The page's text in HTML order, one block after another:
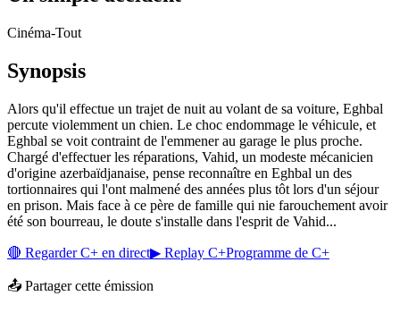
Cinéma-Tout
Synopsis
Alors qu'il effectue un trajet de nuit au volant de sa voiture, Eghbal
percute violemment un chien. Le choc endommage le véhicule, et
Eghbal se voit contraint de l'emmener au garage le plus proche.
Chargé d'effectuer les réparations, Vahid, un modeste mécanicien
d'origine azerbaïdjanaise, pense reconnaître en Eghbal un des
tortionnaires qui l'ont malmené des années plus tôt lors d'un séjour
en prison. Mais face à ce père de famille qui nie farouchement avoir
été son bourreau, le doute s'installe dans l'esprit de Vahid...
🔴 RegarderC+ en direct▶ Replay C+Programme de C+
📤 Partager cette émission